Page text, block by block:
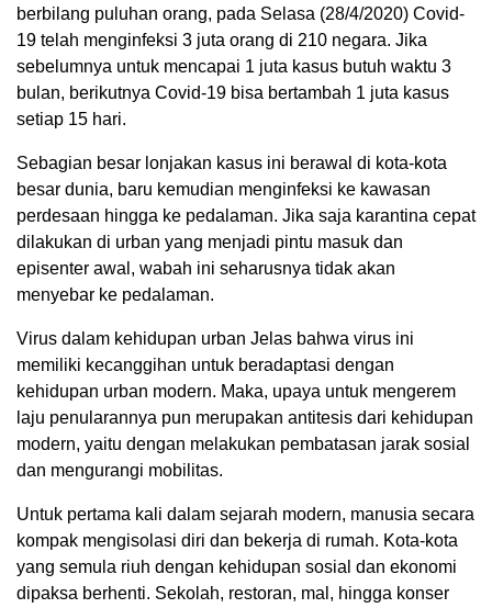
berbilang puluhan orang, pada Selasa (28/4/2020) Covid-
19 telah menginfeksi 3 juta orang di 210 negara. Jika
sebelumnya untuk mencapai 1 juta kasus butuh waktu 3
bulan, berikutnya Covid-19 bisa bertambah 1 juta kasus
setiap 15 hari.
Sebagian besar lonjakan kasus ini berawal di kota-kota
besar dunia, baru kemudian menginfeksi ke kawasan
perdesaan hingga ke pedalaman. Jika saja karantina cepat
dilakukan di urban yang menjadi pintu masuk dan
episenter awal, wabah ini seharusnya tidak akan
menyebar ke pedalaman.
Virus dalam kehidupan urban Jelas bahwa virus ini
memiliki kecanggihan untuk beradaptasi dengan
kehidupan urban modern. Maka, upaya untuk mengerem
laju penularannya pun merupakan antitesis dari kehidupan
modern, yaitu dengan melakukan pembatasan jarak sosial
dan mengurangi mobilitas.
Untuk pertama kali dalam sejarah modern, manusia secara
kompak mengisolasi diri dan bekerja di rumah. Kota-kota
yang semula riuh dengan kehidupan sosial dan ekonomi
dipaksa berhenti. Sekolah, restoran, mal, hingga konser